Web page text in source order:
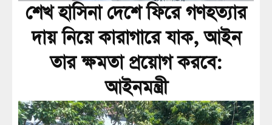
শেখ হাসিনা দেশে ফিরে গণহত্যার
দায় নিয়ে কারাগারে যাক, আইন
তার ক্ষমতা প্রয়োগ করবে:
আইনমন্ত্রী